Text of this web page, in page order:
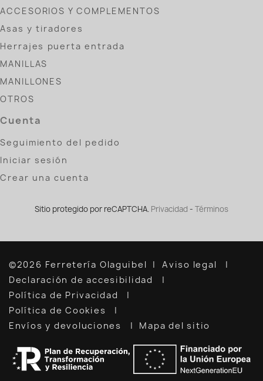
ACCESORIOS Y COMPLEMENTOS
Asas y tiradores
Herrajes puerta entrada
MANILLAS
MANILLONES
OTROS
Cuenta
Seguimiento del pedido
Iniciar sesión
Crear una cuenta
Sitio protegido por reCAPTCHA. Privacidad - Términos
©2026 Ferretería Olaguibel
Aviso legal
Declaración de accesibilidad
Política de Privacidad
Política de Cookies
Envíos y devoluciones
Mapa del sitio